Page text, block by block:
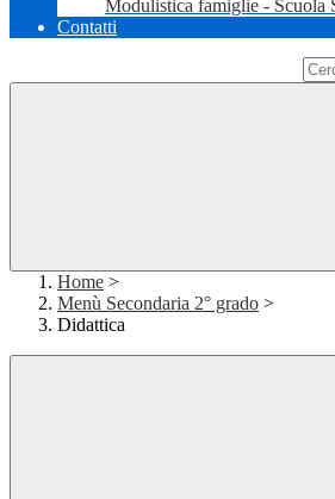
Modulistica famiglie - Scuola
Contatti
Home >
Menù Secondaria 2° grado >
Didattica